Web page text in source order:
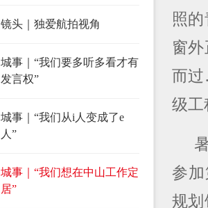
镜头｜独爱航拍视角
城事｜“我们要多听多看才有
发言权”
城事｜“我们从i人变成了e
人”
城事｜“我们想在中山工作定
居”
照
窗
而
级工
参
规